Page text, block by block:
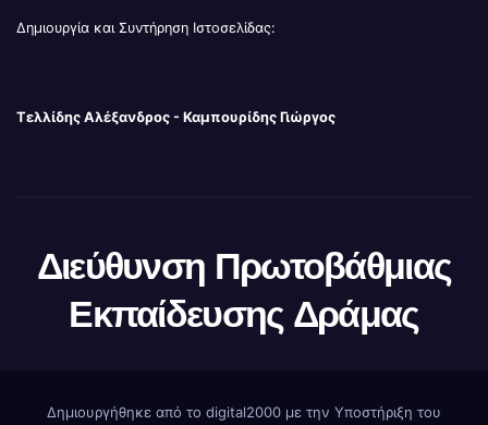
Δημιουργία και Συντήρηση Ιστοσελίδας:
Τελλίδης Αλέξανδρος - Καμπουρίδης Γιώργος
Διεύθυνση Πρωτοβάθμιας
Εκπαίδευσης Δράμας
Δημιουργήθηκε από το digital2000 με την Υποστήριξη του